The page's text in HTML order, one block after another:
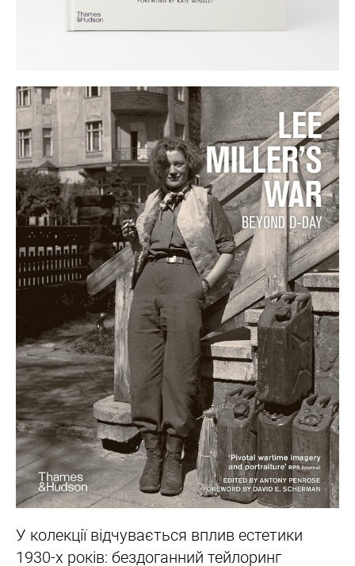
У колекції відчувається вплив естетики
1930-х років: бездоганний тейлоринг